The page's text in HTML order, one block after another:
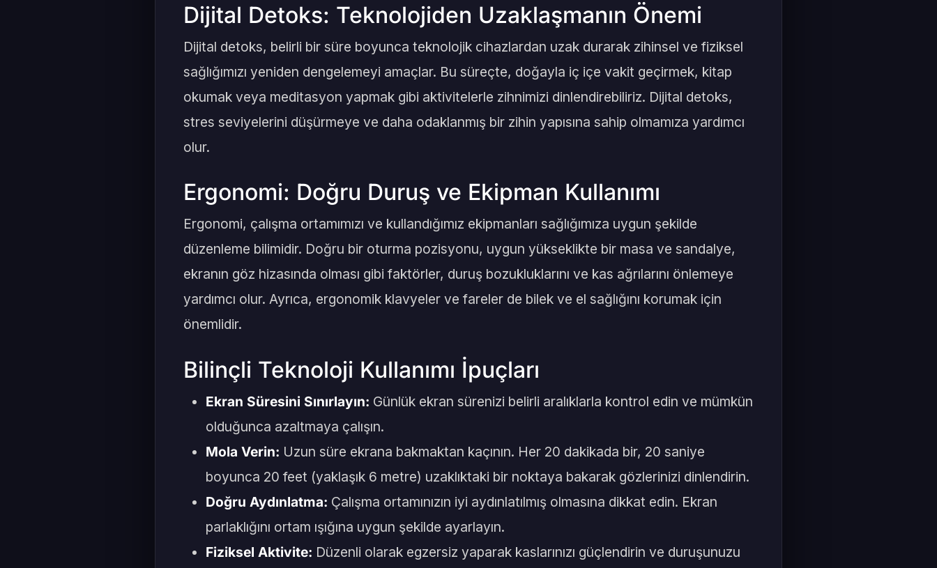
Dijital Detoks: Teknolojiden Uzaklaşmanın Önemi
Dijital detoks, belirli bir süre boyunca teknolojik cihazlardan uzak durarak zihinsel ve fiziksel
sağlığımızı yeniden dengelemeyi amaçlar. Bu süreçte, doğayla iç içe vakit geçirmek, kitap
okumak veya meditasyon yapmak gibi aktivitelerle zihnimizi dinlendirebiliriz. Dijital detoks,
stres seviyelerini düşürmeye ve daha odaklanmış bir zihin yapısına sahip olmamıza yardımcı
olur.
Ergonomi: Doğru Duruş ve Ekipman Kullanımı
Ergonomi, çalışma ortamımızı ve kullandığımız ekipmanları sağlığımıza uygun şekilde
düzenleme bilimidir. Doğru bir oturma pozisyonu, uygun yükseklikte bir masa ve sandalye,
ekranın göz hizasında olması gibi faktörler, duruş bozukluklarını ve kas ağrılarını önlemeye
yardımcı olur. Ayrıca, ergonomik klavyeler ve fareler de bilek ve el sağlığını korumak için
önemlidir.
Bilinçli Teknoloji Kullanımı İpuçları
Ekran Süresini Sınırlayın: Günlük ekran sürenizi belirli aralıklarla kontrol edin ve mümkün
olduğunca azaltmaya çalışın.
Mola Verin: Uzun süre ekrana bakmaktan kaçının. Her 20 dakikada bir, 20 saniye
boyunca 20 feet (yaklaşık 6 metre) uzaklıktaki bir noktaya bakarak gözlerinizi dinlendirin.
Doğru Aydınlatma: Çalışma ortamınızın iyi aydınlatılmış olmasına dikkat edin. Ekran
parlaklığını ortam ışığına uygun şekilde ayarlayın.
Fiziksel Aktivite: Düzenli olarak egzersiz yaparak kaslarınızı güçlendirin ve duruşunuzu